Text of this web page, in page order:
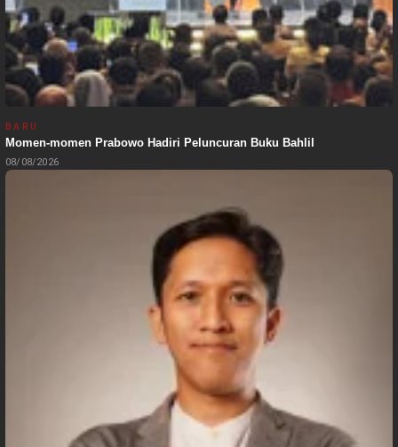
BARU
Momen-momen Prabowo Hadiri Peluncuran Buku Bahlil
08/08/2026